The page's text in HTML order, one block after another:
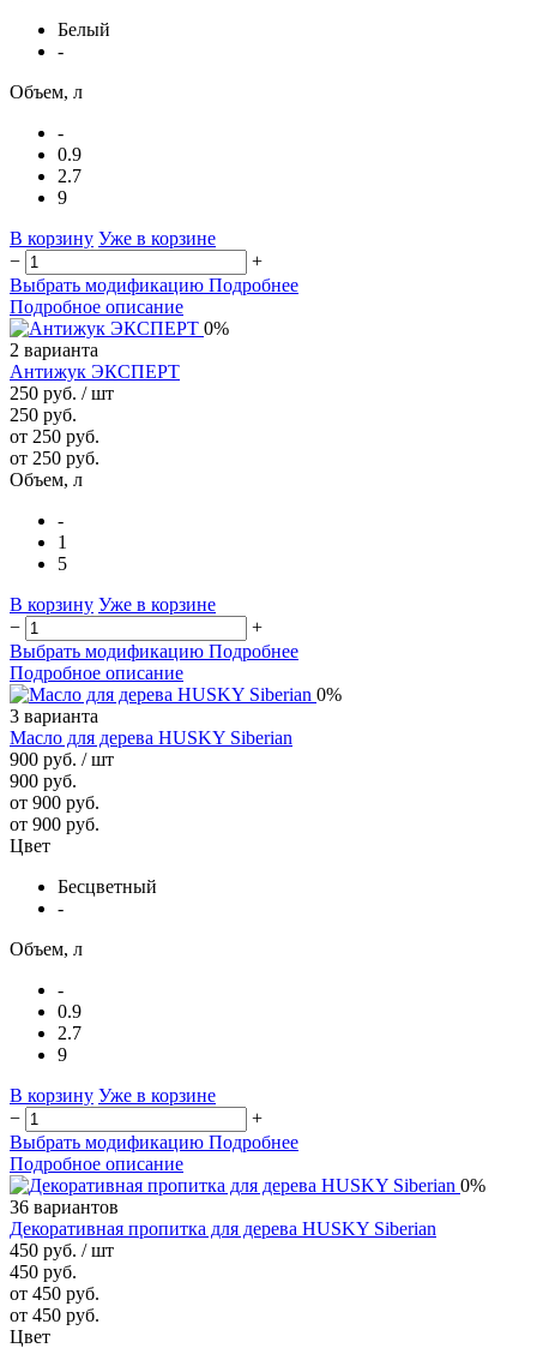
Белый
-
Объем, л
-
0.9
2.7
9
В корзину Уже в корзине
−
+
Выбрать модификацию Подробнее
Подробное описание
0%
2 варианта
Антижук ЭКСПЕРТ
250 руб. / шт
250 руб.
от 250 руб.
от 250 руб.
Объем, л
-
1
5
В корзину Уже в корзине
−
+
Выбрать модификацию Подробнее
Подробное описание
0%
3 варианта
Масло для дерева HUSKY Siberian
900 руб. / шт
900 руб.
от 900 руб.
от 900 руб.
Цвет
Бесцветный
-
Объем, л
-
0.9
2.7
9
В корзину Уже в корзине
−
+
Выбрать модификацию Подробнее
Подробное описание
0%
36 вариантов
Декоративная пропитка для дерева HUSKY Siberian
450 руб. / шт
450 руб.
от 450 руб.
от 450 руб.
Цвет